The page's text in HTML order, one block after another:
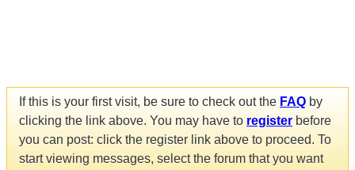
If this is your first visit, be sure to check out the FAQ by
clicking the link above. You may have to register before
you can post: click the register link above to proceed. To
start viewing messages, select the forum that you want